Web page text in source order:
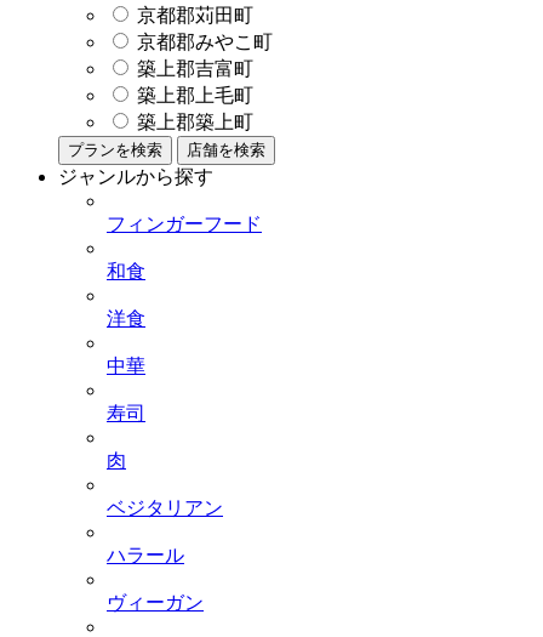
京都郡苅田町
京都郡みやこ町
築上郡吉富町
築上郡上毛町
築上郡築上町
プランを検索 店舗を検索
ジャンルから探す
フィンガーフード
和食
洋食
中華
寿司
肉
ベジタリアン
ハラール
ヴィーガン